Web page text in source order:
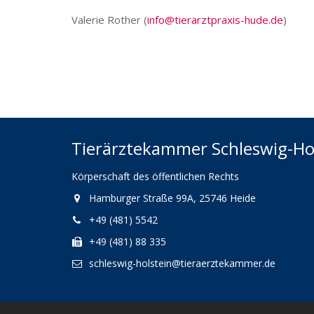
Valerie Rother (info@tierarztpraxis-hude.de)
Tierärztekammer Schleswig-
Körperschaft des öffentlichen Rechts
Hamburger Straße 99A, 25746 Heide
+49 (481) 5542
+49 (481) 88 335
schleswig-holstein@tieraerztekammer.de